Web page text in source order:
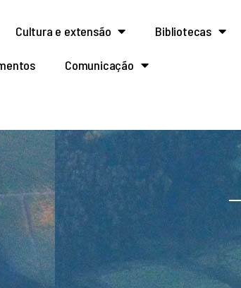
Cultura e extensão Bibliotecas
Comunicação